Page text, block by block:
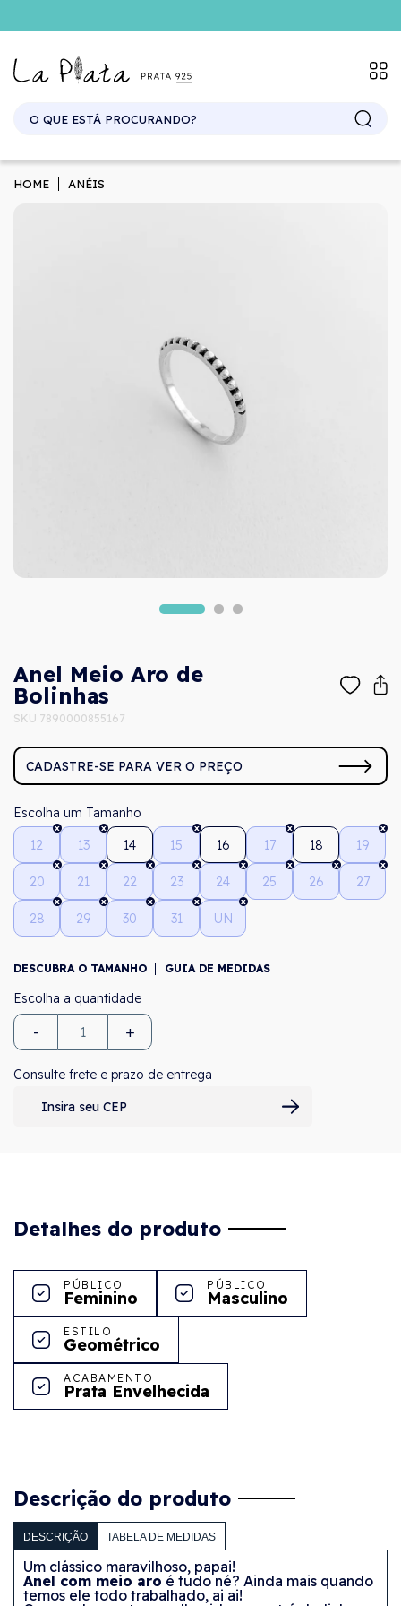
HOME ANÉIS
Anel Meio Aro de
Bolinhas
SKU 7890000855167
CADASTRE-SE PARA VER O PREÇO
Tamanho
12
13 14 15 16 17 18 19
20 21 22 23 24 25 26 27
28 29 30 31 UN
DESCUBRA O TAMANHO GUIA DE MEDIDAS
- +
Consulte frete e prazo de entrega
Detalhes do produto
PÚBLICO
Feminino
PÚBLICO
Masculino
ESTILO
Geométrico
ACABAMENTO
Prata Envelhecida
Descrição do produto
DESCRIÇÃO TABELA DE MEDIDAS
Um clássico maravilhoso, papai!
Anel com meio aro é tudo né? Ainda mais quando
temos ele todo trabalhado, ai ai!